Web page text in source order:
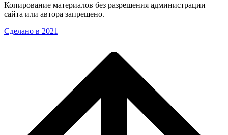
Копирование материалов без разрешения администрации
сайта или автора запрещено.
Сделано в 2021